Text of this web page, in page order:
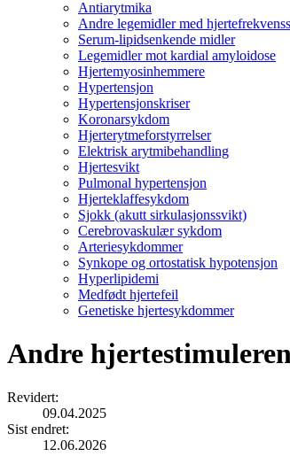
Antiarytmika
Andre legemidler med
Serum-lipidsenkende midler
Legemidler mot kardial amyloidose
Hjertemyosinhemmere
Hypertensjon
Hypertensjonskriser
Koronarsykdom
Hjerterytmeforstyrrelser
Elektrisk arytmibehandling
Hjertesvikt
Pulmonal hypertensjon
Hjerteklaffesykdom
Sjokk (akutt sirkulasjonssvikt)
Cerebrovaskulær sykdom
Arteriesykdommer
Synkope og ortostatisk hypotensjon
Hyperlipidemi
Medfødt hjertefeil
Genetiske hjertesykdommer
Andre
Revidert:
09.04.2025
Sist endret:
12.06.2026